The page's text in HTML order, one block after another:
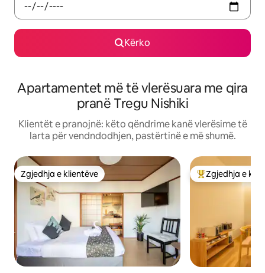
Kërko
Apartamentet më të vlerësuara me qira
pranë Tregu Nishiki
Klientët e pranojnë: këto qëndrime kanë vlerësime të
larta për vendndodhjen, pastërtinë e më shumë.
Zgjedhja e klientëve
Zgjedhja e klientëve Më të mirat e
Zgjedhja e